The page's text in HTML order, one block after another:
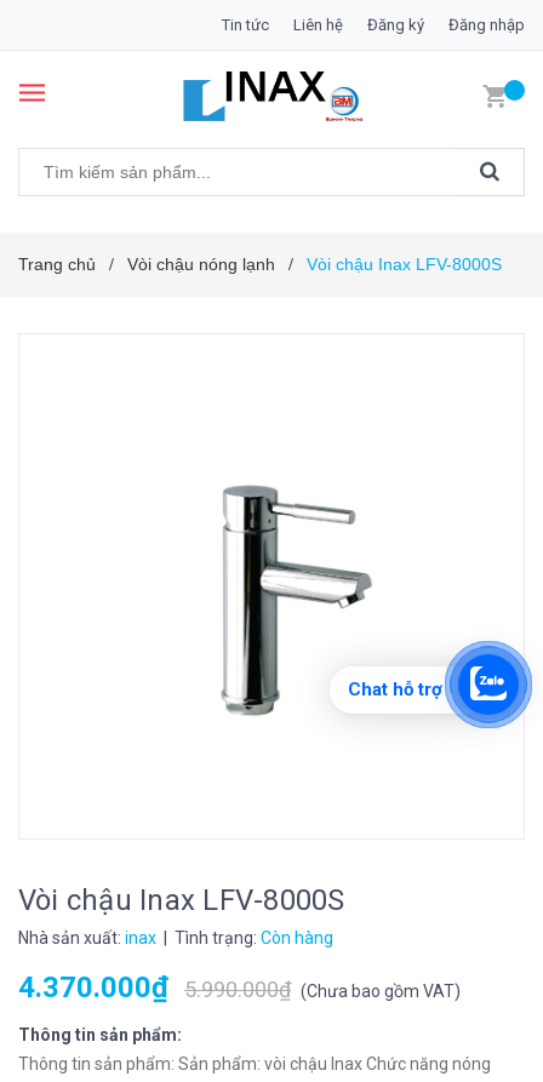
Tin tức Liên hệ Đăng ký Đăng nhập
Trang chủ / Vòi chậu nóng lạnh / Vòi chậu Inax LFV-8000S
Vòi chậu Inax LFV-8000S
Nhà sản xuất: inax | Tình trạng: Còn hàng
4.370.000₫ 5.990.000₫ (Chưa bao gồm VAT)
Thông tin sản phẩm:
Thông tin sản phẩm: Sản phẩm: vòi chậu Inax Chức năng nóng
Chat hỗ trợ